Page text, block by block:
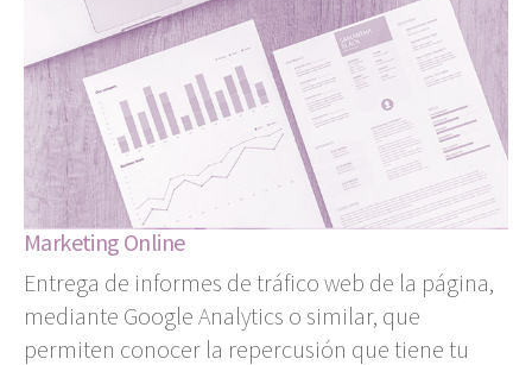
Marketing Online
Entrega de informes de tráfico web de la página,
mediante Google Analytics o similar, que
permiten conocer la repercusión que tiene tu